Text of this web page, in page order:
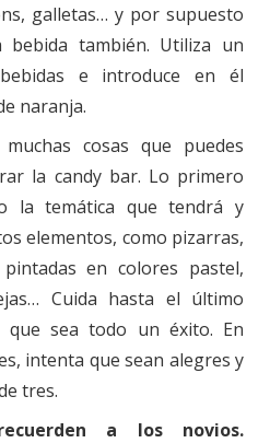
galletas… y por supuesto
bebida también. Utiliza un
e introduce en él
naranja.
muchas cosas que puedes
la candy bar. Lo primero
la temática que tendrá y
elementos, como pizarras,
en colores pastel,
Cuida hasta el último
que sea todo un éxito. En
intenta que sean alegres y
tres.
a los novios.